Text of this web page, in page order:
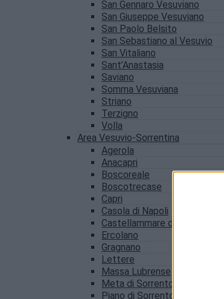
San Gennaro Vesuviano
San Giuseppe Vesuviano
San Paolo Belsito
San Sebastiano al Vesuvio
San Vitaliano
Sant’Anastasia
Saviano
Somma Vesuviana
Striano
Terzigno
Volla
Area Vesuvio-Sorrentina
Agerola
Anacapri
Boscoreale
Boscotrecase
Capri
Casola di Napoli
Castellammare di Stabia
Ercolano
Gragnano
Lettere
Massa Lubrense
Meta di Sorrento
Piano di Sorrento